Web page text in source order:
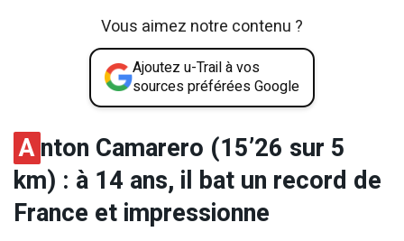
Vous aimez notre contenu ?
Ajoutez u-Trail à vos
sources préférées Google
Anton Camarero (15’26 sur 5
km) : à 14 ans, il bat un record de
France et impressionne